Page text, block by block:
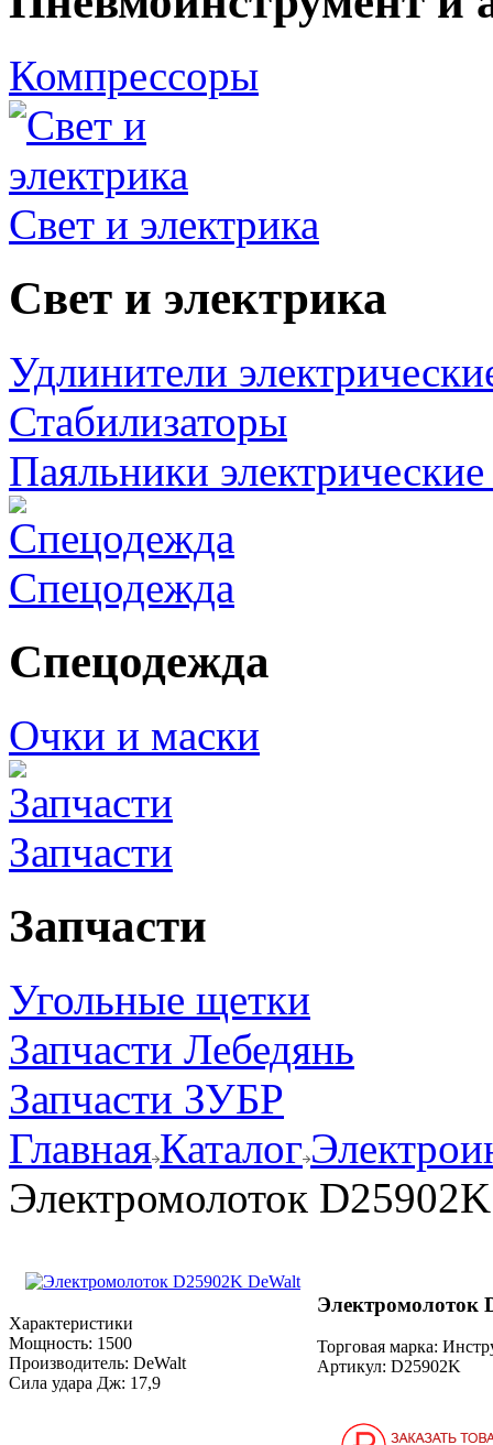
Компрессоры
Свет и электрика
Свет и электрика
Удлинители
Стабилизаторы
Паяльники
Спецодежда
Спецодежда
Очки и маски
Запчасти
Запчасти
Угольные щетки
Запчасти Лебедянь
Запчасти ЗУБР
ГлавнаяКаталог
Электромолоток
Характеристики
Мощность: 1500
Производитель: DeWalt
Сила удара Дж: 17,9
Электромолоток
Торговая марка:
Артикул: D25902K